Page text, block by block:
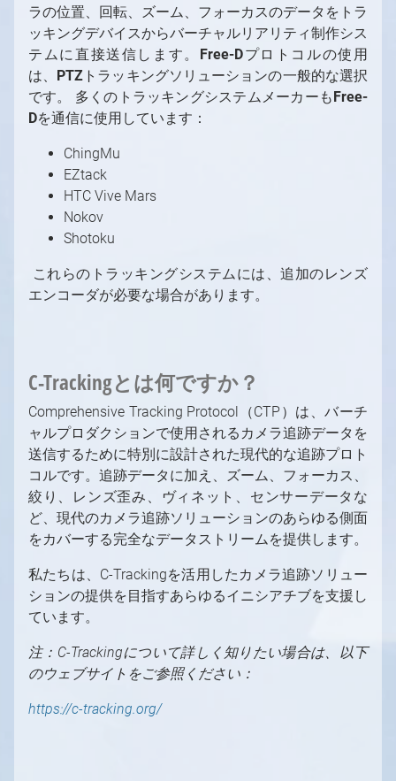
ラの位置、回転、ズーム、フォーカスのデータをトラ
ッキングデバイスからバーチャルリアリティ制作シス
テムに直接送信します。 Free-Dプロトコルの使⽤
は、 PTZ トラッキングソリューションの⼀般的な選択
です。 多くのトラッキングシステムメーカーもFree-
Dを通信に使⽤しています：
ChingMu
EZtack
HTC Vive Mars
Nokov
Shotoku
これらのトラッキングシステムには、追加のレンズ
エンコーダが必要な場合があります。
C-Trackingとは何ですか？
Comprehensive Tracking Protocol（CTP）は、バーチ
ャルプロダクションで使用されるカメラ追跡データを
送信するために特別に設計された現代的な追跡プロト
コルです。追跡データに加え、ズーム、フォーカス、
絞り、レンズ歪み、ヴィネット、センサーデータな
ど、現代のカメラ追跡ソリューションのあらゆる側面
をカバーする完全なデータストリームを提供します。
私たちは、C-Trackingを活用したカメラ追跡ソリュー
ションの提供を目指すあらゆるイニシアチブを支援し
ています。
注：C-Trackingについて詳しく知りたい場合は、以下
のウェブサイトをご参照ください：
https://c-tracking.org/